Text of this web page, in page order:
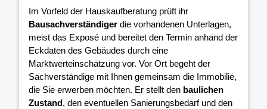
Im Vorfeld der Hauskaufberatung prüft ihr
Bausachverständiger die vorhandenen Unterlagen,
meist das Exposé und bereitet den Termin anhand der
Eckdaten des Gebäudes durch eine
Marktwerteinschätzung vor. Vor Ort begeht der
Sachverständige mit Ihnen gemeinsam die Immobilie,
die Sie erwerben möchten. Er stellt den baulichen
Zustand, den eventuellen Sanierungsbedarf und den